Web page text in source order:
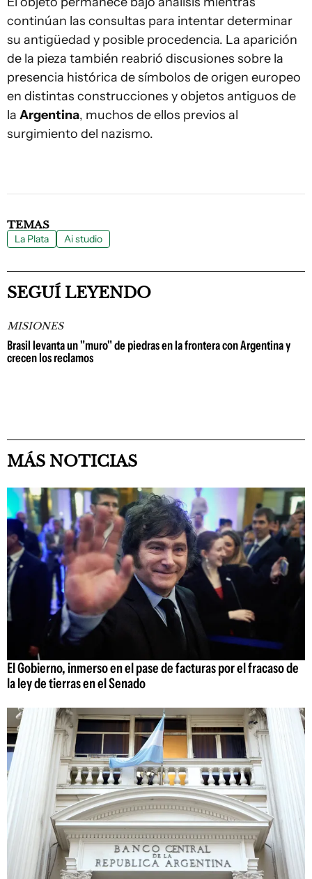
continúan las consultas para intentar determinar
su antigüedad y posible procedencia. La aparición
de la pieza también reabrió discusiones sobre la
presencia histórica de símbolos de origen europeo
en distintas construcciones y objetos antiguos de
la Argentina, muchos de ellos previos al
surgimiento del nazismo.
TEMAS
La Plata Ai studio
SEGUÍ LEYENDO
MISIONES
Brasil levanta un "muro" de piedras en la frontera con Argentina y
crecen los reclamos
MÁS NOTICIAS
El Gobierno, inmerso en el pase de facturas por el fracaso de
la ley de tierras en el Senado